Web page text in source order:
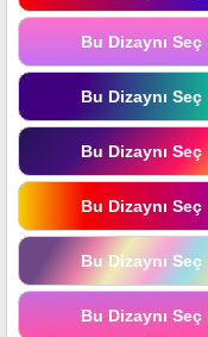
Bu Dizaynı Seç
Bu Dizaynı Seç
Bu Dizaynı Seç
Bu Dizaynı Seç
Bu Dizaynı Seç
Bu Dizaynı Seç